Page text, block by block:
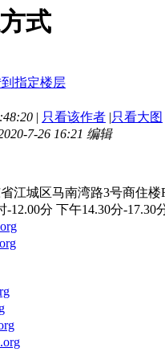
，名誉值千金。钱生不带
美好记忆可留存。
爱心的春哥，不是信春哥
接收社会捐款捐物方式：第
到本会公款账户;第二、到
且索要票据。凭银行回执
上公示接受公众监督，当然
，对于捐赠贡献较大的爱
致谢。
式
| 只看该作者 |只看大图
7-26 16:21 编辑
江城区马南湾路3号商住楼
12.00分 下午14.30分-17.30